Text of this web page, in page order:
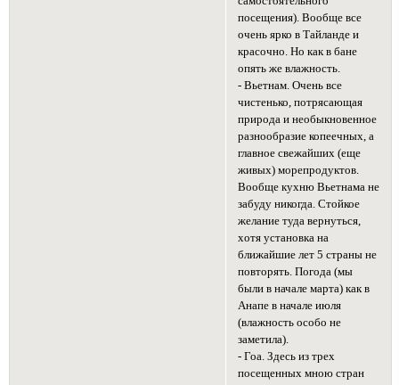
посещения). Вообще все
очень ярко в Тайланде и
красочно. Но как в бане
опять же влажность.
- Вьетнам. Очень все
чистенько, потрясающая
природа и необыкновенное
разнообразие копеечных, а
главное свежайших (еще
живых) морепродуктов.
Вообще кухню Вьетнама не
забуду никогда. Стойкое
желание туда вернуться,
хотя установка на
ближайшие лет 5 страны не
повторять. Погода (мы
были в начале марта) как в
Анапе в начале июля
(влажность особо не
заметила).
- Гоа. Здесь из трех
посещенных мною стран